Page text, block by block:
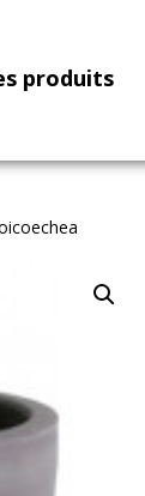
produits